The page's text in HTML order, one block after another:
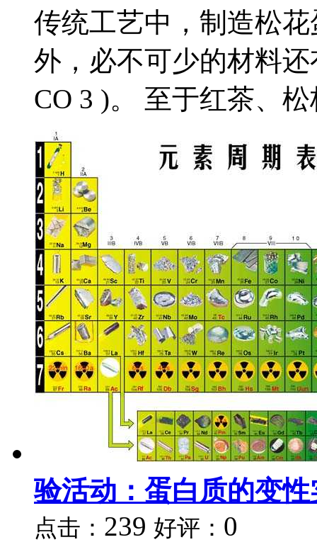
传统工艺中，制造松
外，必不可少的材料
CO 3 )。 至于红茶、松
验活动：蛋白质的变性
点击： 239 好评： 0